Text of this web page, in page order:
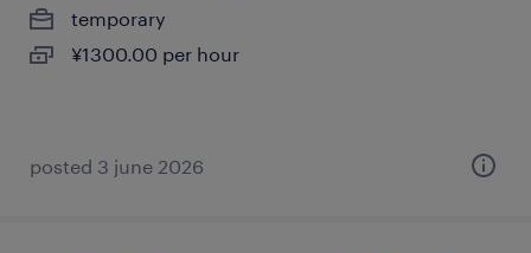
temporary
¥1300.00 per hour
posted 3 june 2026